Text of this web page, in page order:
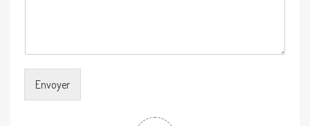
Envoyer